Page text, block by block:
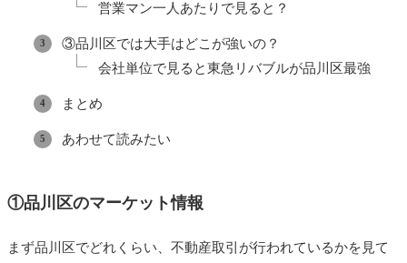
営業マン一人あたりで見ると？
③品川区では大手はどこが強いの？
会社単位で見ると東急リバブルが品川区最強
まとめ
あわせて読みたい
①品川区のマーケット情報
まず品川区でどれくらい、不動産取引が行われているかを見て